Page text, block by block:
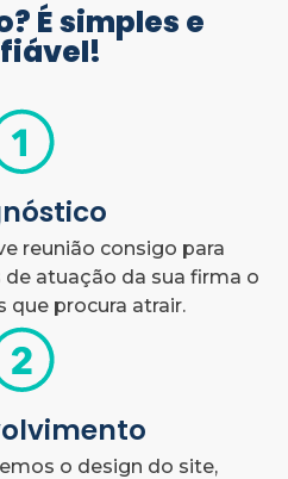
É simples e
reunião consigo para
atuação da sua firma o
que procura atrair.
o design do site,